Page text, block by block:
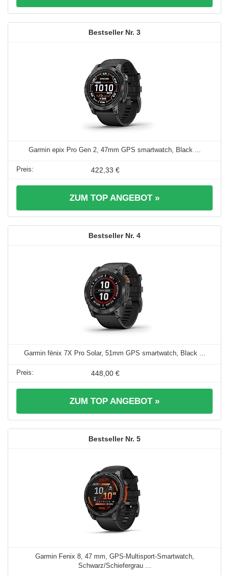
3
Garmin epix Pro Gen 2, 47mm GPS smartwatch, Black ...
422,33 €
ZUM TOP ANGEBOT »
4
Garmin fēnix 7X Pro Solar, 51mm GPS smartwatch, Black ...
448,00 €
ZUM TOP ANGEBOT »
5
Garmin Fenix 8, 47 mm, GPS-Multisport-Smartwatch,
Schwarz/Schiefergrau ...